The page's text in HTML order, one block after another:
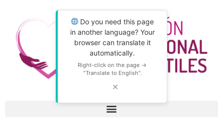
Do you need this page
in another language? Your
browser can translate it
automatically.
Right-click on the page →
"Translate to English".
✕